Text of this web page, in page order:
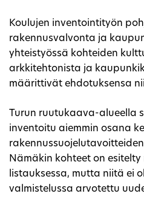
Koulujen inventointityön
rakennusvalvonta ja
yhteistyössä kohteiden
arkkitehtonista ja
määrittivät ehdotuksensa
Turun ruutukaava-alueella
inventoitu aiemmin osana
Nämäkin kohteet on
listauksessa, mutta niitä ei
valmistelussa arvotettu